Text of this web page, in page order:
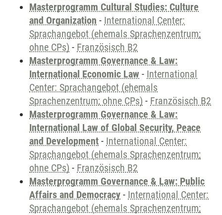
Masterprogramm Cultural Studies: Culture
and Organization - International Center:
Sprachangebot (ehemals Sprachenzentrum;
ohne CPs) - Französisch B2
Masterprogramm Governance & Law:
International Economic Law - International
Center: Sprachangebot (ehemals
Sprachenzentrum; ohne CPs) - Französisch B2
Masterprogramm Governance & Law:
International Law of Global Security, Peace
and Development - International Center:
Sprachangebot (ehemals Sprachenzentrum;
ohne CPs) - Französisch B2
Masterprogramm Governance & Law: Public
Affairs and Democracy - International Center:
Sprachangebot (ehemals Sprachenzentrum;